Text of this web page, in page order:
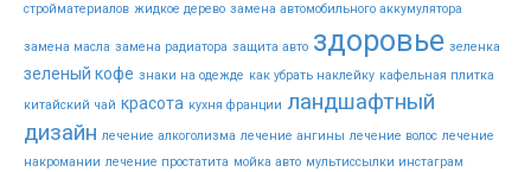
стройматериалов жидкое дерево замена автомобильного аккумулятора
замена масла замена радиатора защита авто здоровье зеленка
зеленый кофе знаки на одежде как убрать наклейку кафельная плитка
китайский чай красота кухня франции ландшафтный
дизайн лечение алкоголизма лечение ангины лечение волос лечение
накромании лечение простатита мойка авто мультиссылки инстаграм